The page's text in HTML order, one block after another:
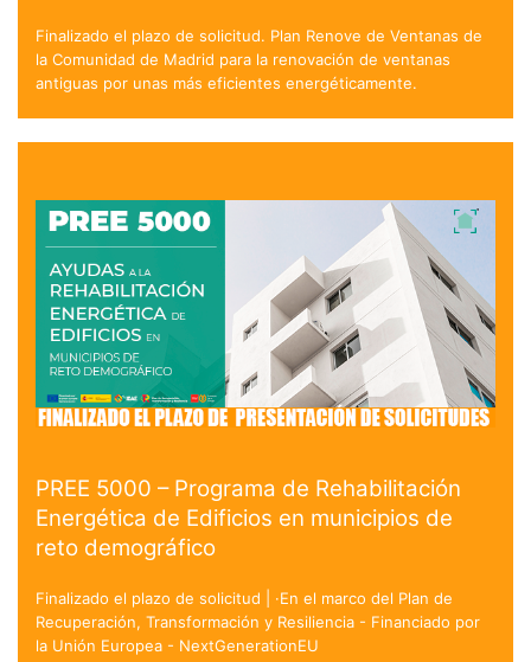
Finalizado el plazo de solicitud. Plan Renove de Ventanas de
la Comunidad de Madrid para la renovación de ventanas
antiguas por unas más eficientes energéticamente.
PREE 5000 – Programa de Rehabilitación
Energética de Edificios en municipios de
reto demográfico
Finalizado el plazo de solicitud | ·En el marco del Plan de
Recuperación, Transformación y Resiliencia - Financiado por
la Unión Europea - NextGenerationEU